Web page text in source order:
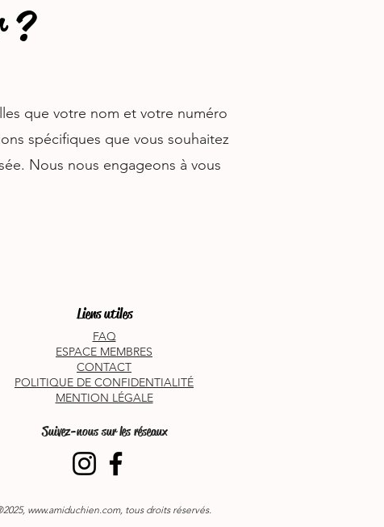
?
que votre nom et votre numéro
spécifiques que vous souhaitez
Nous nous engageons à vous
Liens utiles
FAQ
ESPACE MEMBRES
CONTACT
POLITIQUE DE CONFIDENTIALITÉ
MENTION LÉGALE
Suivez-nous sur les réseaux
www.amiduchien.com, tous droits réservés.